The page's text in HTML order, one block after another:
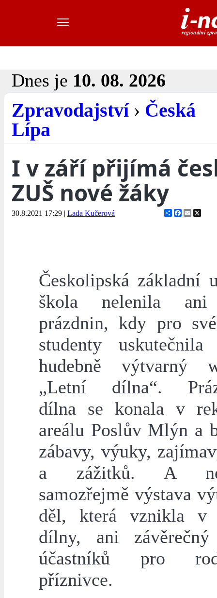
Dnes je 10. 08. 2026
Zpravodajství› Česká
Lípa
I v září přijímá
ZUŠ nové žáky
30.8.2021 17:29 | Lada Kučerová ShareFacebook
Email
Českolipská základní
škola nelenila ani
prázdnin, kdy pro
studenty uskutečnila
hudebně výtvarný
„Letní dílna“.
dílna se konala v
areálu Poslův Mlýn a
zábavy, výuky,
a zážitků. A
samozřejmě výstava
děl, která vznikla v
dílny, ani závěrečný
účastníků pro
příznivce.